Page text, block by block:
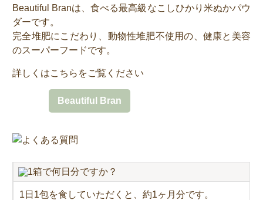
Beautiful Branは、食べる最高級なこしひかり米ぬかパウ
ダーです。
完全堆肥にこだわり、動物性堆肥不使用の、健康と美容
のスーパーフードです。
詳しくはこちらをご覧ください
Beautiful Bran
1箱で何日分ですか？
1日1包を食していただくと、約1ヶ月分です。